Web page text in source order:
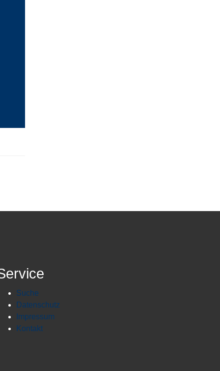
Suche
Datenschutz
Impressum
Kontakt